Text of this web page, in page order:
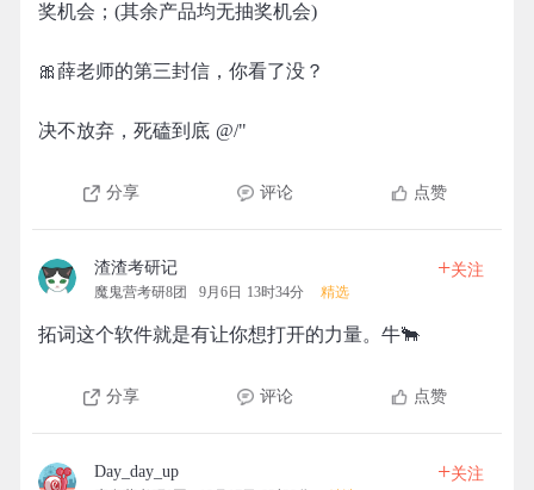
奖机会；(其余产品均无抽奖机会)
🎀薛老师的第三封信，你看了没？
决不放弃，死磕到底 @/"
分享 评论 点赞
渣渣考研记
魔鬼营考研8团 9月6日 13时34分 精选
+关注
拓词这个软件就是有让你想打开的力量。牛🐂
分享 评论 点赞
Day_day_up +关注